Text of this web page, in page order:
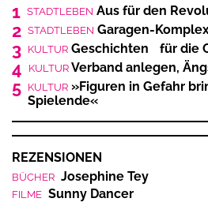
1 STADTLEBEN Aus für den
2 STADTLEBEN Garagen-
3 KULTUR Geschichten für die
4 KULTUR Verband anlegen,
5 KULTUR »Figuren in Gefahr
Spielende«
REZENSIONEN
BÜCHER Josephine Tey
FILME Sunny Dancer